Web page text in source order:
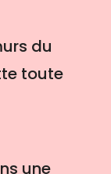
du
toute
une